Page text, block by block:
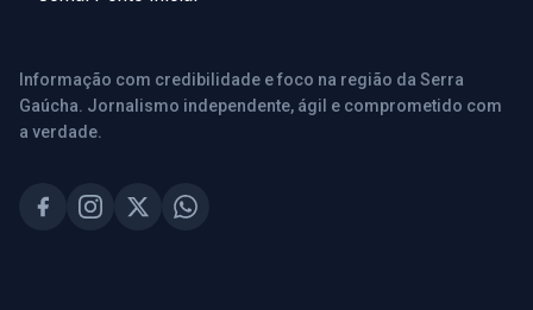
Informação com credibilidade e foco na região da Serra
Gaúcha. Jornalismo independente, ágil e comprometido com
a verdade.